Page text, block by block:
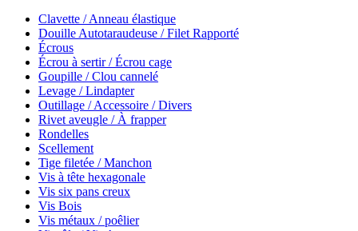
Clavette / Anneau élastique
Douille Autotaraudeuse / Filet Rapporté
Écrous
Écrou à sertir / Écrou cage
Goupille / Clou cannelé
Levage / Lindapter
Outillage / Accessoire / Divers
Rivet aveugle / À frapper
Rondelles
Scellement
Tige filetée / Manchon
Vis à tête hexagonale
Vis six pans creux
Vis Bois
Vis métaux / poêlier